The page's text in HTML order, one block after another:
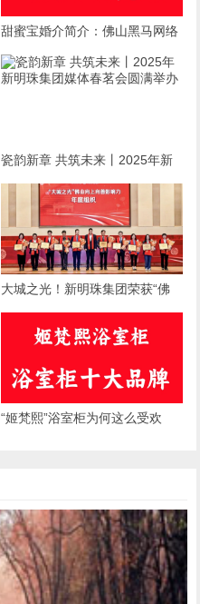
甜蜜宝婚介简介：佛山黑马网络
有限公司旗下婚恋服务品牌
瓷韵新章 共筑未来丨2025年新
明珠集团媒体春茗会圆满举办
大城之光！新明珠集团荣获“佛
“姬梵熙”浴室柜为何这么受欢